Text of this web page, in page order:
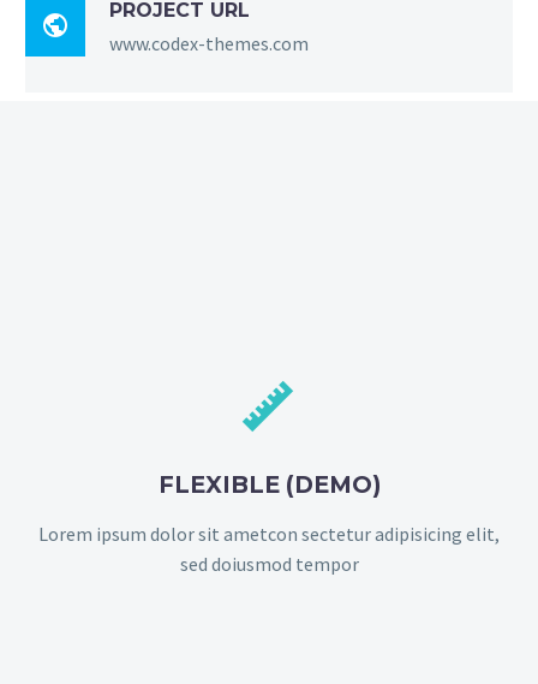

PROJECT URL
www.codex-themes.com


FLEXIBLE (DEMO)
Lorem ipsum dolor sit ametcon sectetur adipisicing elit,
sed doiusmod tempor